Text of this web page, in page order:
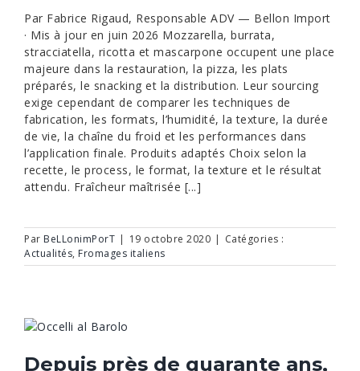
Par Fabrice Rigaud, Responsable ADV — Bellon Import
· Mis à jour en juin 2026 Mozzarella, burrata,
stracciatella, ricotta et mascarpone occupent une place
majeure dans la restauration, la pizza, les plats
préparés, le snacking et la distribution. Leur sourcing
exige cependant de comparer les techniques de
fabrication, les formats, l’humidité, la texture, la durée
de vie, la chaîne du froid et les performances dans
l’application finale. Produits adaptés Choix selon la
recette, le process, le format, la texture et le résultat
attendu. Fraîcheur maîtrisée [...]
Par BeLLonimPorT | 19 octobre 2020 | Catégories :
Actualités, Fromages italiens
Depuis près de quarante ans,